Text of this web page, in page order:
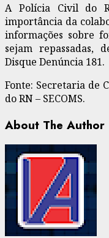
A Polícia Civil do
importância da
informações sobre
sejam repassadas,
Disque Denúncia 181.
Fonte: Secretaria de
do RN – SECOMS.
About The Author